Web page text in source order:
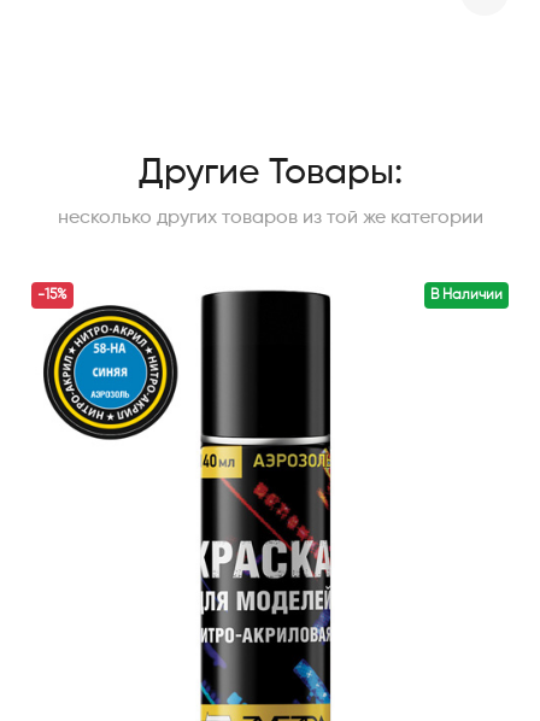
Другие Товары:
несколько других товаров из той же категории
В Наличии
-15%